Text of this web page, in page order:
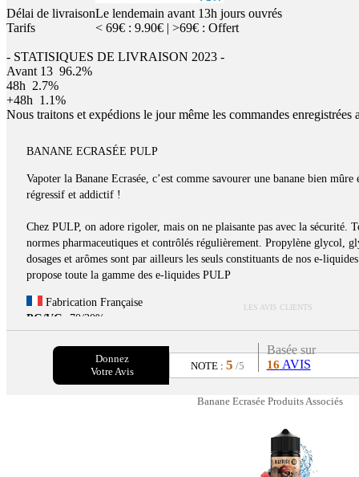
Délai de livraisonLe lendemain avant 13h jours ouvrés
Tarifs
< 69€ : 9.90€ | >69€ : Offert
- STATISIQUES DE LIVRAISON 2023 -
Avant 13 96.2%
48h 2.7%
+48h 1.1%
Nous traitons et expédions le jour même les commandes
BANANE ECRASÉE PULP
Vapoter la Banane Ecrasée, c’est comme savourer une banane bien
régressif et addictif !
Chez PULP, on adore rigoler, mais on ne plaisante pas avec la sécurité.
normes pharmaceutiques et contrôlés régulièrement. Propylène glycol,
dosages et arômes sont par ailleurs les seuls constituants de nos e-
propose toute la gamme des e-liquides PULP
Fabrication Française
PG/VG: 70/30%
LES AVIS CLIENTS
Donnez
Votre Avis
NOTE :5 /5
Basée sur
16 AVIS
Banane Ecrasée Produits Associés